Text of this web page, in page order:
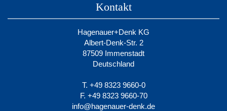
Kontakt
Hagenauer+Denk KG
Albert-Denk-Str. 2
87509 Immenstadt
Deutschland
T. +49 8323 9660-0
F. +49 8323 9660-70
info@hagenauer-denk.de